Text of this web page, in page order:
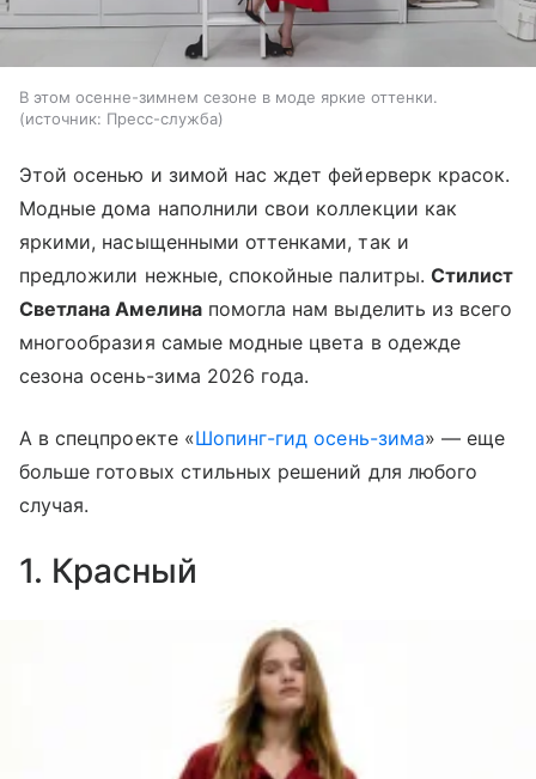
В этом осенне-зимнем сезоне в моде яркие оттенки.
источник: Пресс-служба
Этой осенью и зимой нас ждет фейерверк красок.
Модные дома наполнили свои коллекции как
яркими, насыщенными оттенками, так и
предложили нежные, спокойные палитры. Стилист
Светлана Амелинапомогла нам выделить из всего
многообразия самые модные цвета в одежде
сезона осень-зима 2026 года.
А в спецпроекте «Шопинг-гид осень-зима» — еще
больше готовых стильных решений для любого
случая.
1. Красный